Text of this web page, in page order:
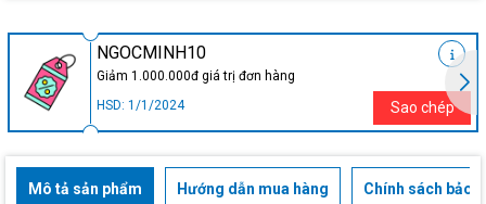
NGOCMINH10
Giảm 1.000.000đ giá trị đơn hàng
HSD: 1/1/2024
Sao chép
Mô tả sản phẩm Hướng dẫn mua hàng Chính sách bảo